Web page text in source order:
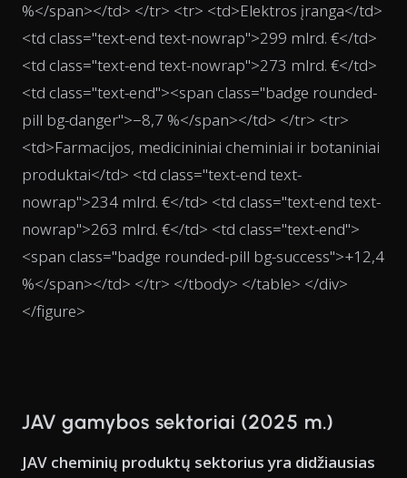
%</span></td> </tr> <tr> <td>Elektros įranga</td>
<td class="text-end text-nowrap">299 mlrd. €</td>
<td class="text-end text-nowrap">273 mlrd. €</td>
<td class="text-end"><span class="badge rounded-
pill bg-danger">−8,7 %</span></td> </tr> <tr>
<td>Farmacijos, medicininiai cheminiai ir botaniniai
produktai</td> <td class="text-end text-
nowrap">234 mlrd. €</td> <td class="text-end text-
nowrap">263 mlrd. €</td> <td class="text-end">
<span class="badge rounded-pill bg-success">+12,4
%</span></td> </tr> </tbody> </table> </div>
</figure>
JAV gamybos sektoriai (2025 m.)
JAV cheminių produktų sektorius yra didžiausias